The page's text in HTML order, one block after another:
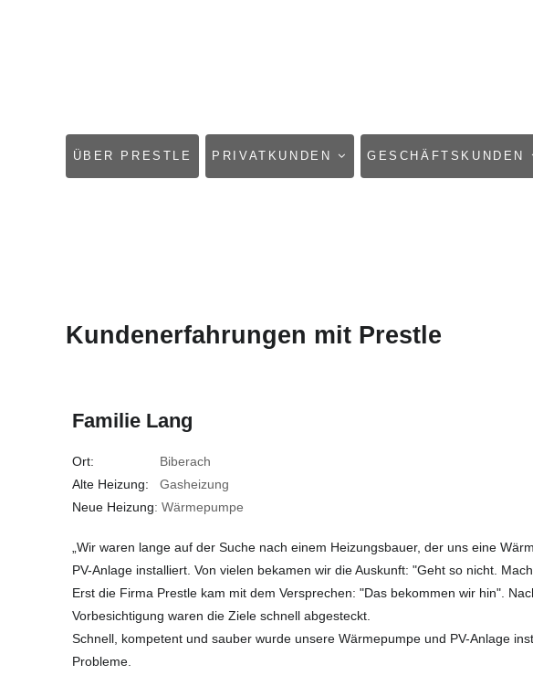
NAVIGATION
ÜBER PRESTLE PRIVATKUNDEN GESCHÄFTSKUNDEN
Kundenerfahrungen mit Prestle
Familie Lang
Ort: Biberach
Alte Heizung: Gasheizung
Neue Heizung: Wärmepumpe
„Wir waren lange auf der Suche nach einem Heizungsbauer, der uns eine
PV-Anlage installiert. Von vielen bekamen wir die Auskunft: "Geht so nicht.
Erst die Firma Prestle kam mit dem Versprechen: "Das bekommen wir hin".
Vorbesichtigung waren die Ziele schnell abgesteckt.
Schnell, kompetent und sauber wurde unsere Wärmepumpe und PV-Anlage
Probleme.